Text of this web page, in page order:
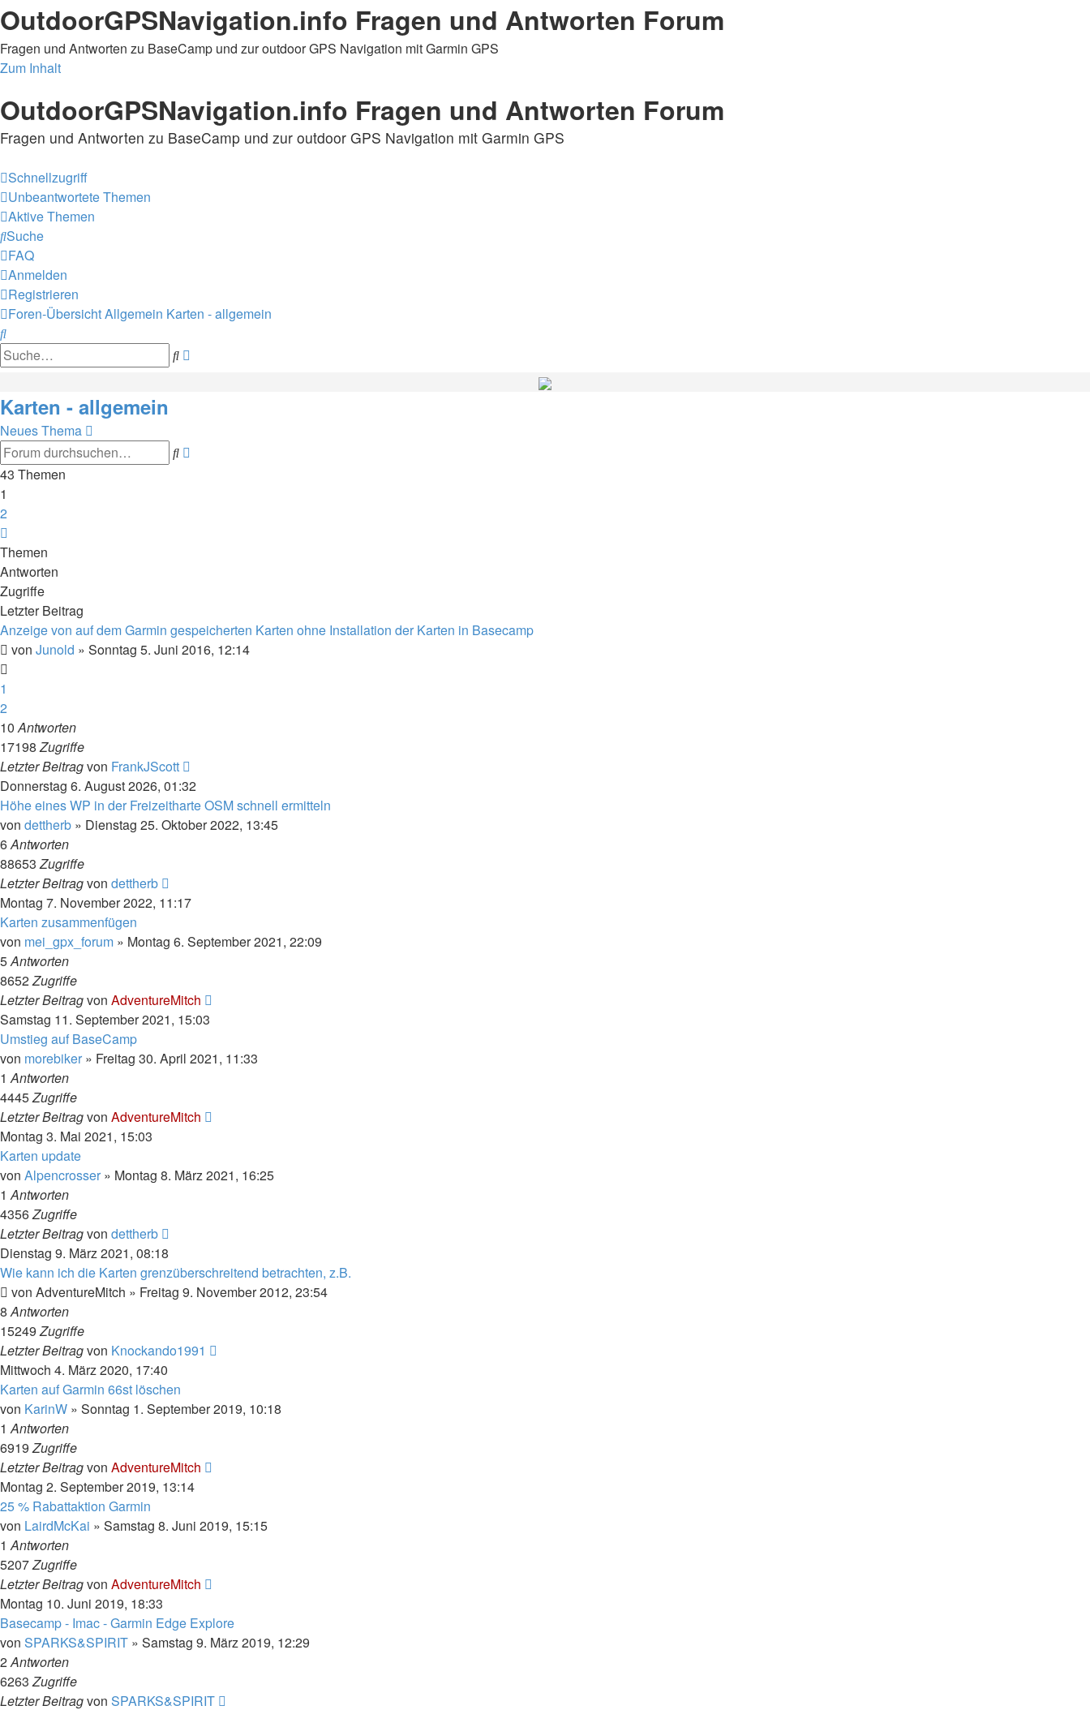
OutdoorGPSNavigation.info Fragen und Antworten Forum
Fragen und Antworten zu BaseCamp und zur outdoor GPS Navigation mit Garmin GPS
Zum Inhalt
OutdoorGPSNavigation.info Fragen und Antworten Forum
Fragen und Antworten zu BaseCamp und zur outdoor GPS Navigation mit Garmin GPS
Schnellzugriff
Unbeantwortete Themen
Aktive Themen
Suche
FAQ
Anmelden
Registrieren
Foren-ÜbersichtAllgemein Karten - allgemein
Suche
Suche
Karten - allgemein
Neues Thema
Suche
43 Themen
1
2
Themen
Antworten
Zugriffe
Letzter Beitrag
Anzeige von auf dem Garmin gespeicherten Karten ohne Installation der Karten in Basecamp
von Junold » Sonntag 5. Juni 2016, 12:14
1
2
10Antworten
17198Zugriffe
Letzter Beitragvon FrankJScott
Donnerstag 6. August 2026, 01:32
Höhe eines WP in der Freizeitharte OSM schnell ermitteln
von dettherb » Dienstag 25. Oktober 2022, 13:45
6Antworten
88653Zugriffe
Letzter Beitragvon dettherb
Montag 7. November 2022, 11:17
Karten zusammenfügen
von mei_gpx_forum » Montag 6. September 2021, 22:09
5Antworten
8652Zugriffe
Letzter Beitragvon AdventureMitch
Samstag 11. September 2021, 15:03
Umstieg auf BaseCamp
von morebiker » Freitag 30. April 2021, 11:33
1Antworten
4445Zugriffe
Letzter Beitragvon AdventureMitch
Montag 3. Mai 2021, 15:03
Karten update
von Alpencrosser » Montag 8. März 2021, 16:25
1Antworten
4356Zugriffe
Letzter Beitragvon dettherb
Dienstag 9. März 2021, 08:18
Wie kann ich die Karten grenzüberschreitend betrachten, z.B.
von AdventureMitch » Freitag 9. November 2012, 23:54
8Antworten
15249Zugriffe
Letzter Beitragvon Knockando1991
Mittwoch 4. März 2020, 17:40
Karten auf Garmin 66st löschen
von KarinW » Sonntag 1. September 2019, 10:18
1Antworten
6919Zugriffe
Letzter Beitragvon AdventureMitch
Montag 2. September 2019, 13:14
25 % Rabattaktion Garmin
von LairdMcKai » Samstag 8. Juni 2019, 15:15
1Antworten
5207Zugriffe
Letzter Beitragvon AdventureMitch
Montag 10. Juni 2019, 18:33
Basecamp - Imac - Garmin Edge Explore
von SPARKS&SPIRIT » Samstag 9. März 2019, 12:29
2Antworten
6263Zugriffe
Letzter Beitragvon SPARKS&SPIRIT